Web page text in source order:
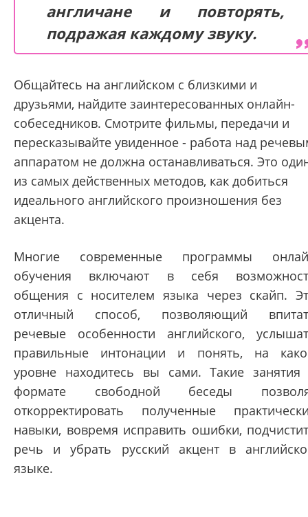
англичане и повторять,
подражая каждому звуку.
Общайтесь на английском с близкими и
друзьями, найдите заинтересованных онлайн-
собеседников. Смотрите фильмы, передачи и
пересказывайте увиденное - работа над
аппаратом не должна останавливаться. Это
из самых действенных методов, как добиться
идеального английского произношения без
акцента.
Многие современные программы
обучения включают в себя
общения с носителем языка через скайп.
отличный способ, позволяющий
речевые особенности английского,
правильные интонации и понять, на
уровне находитесь вы сами. Такие занятия
формате свободной беседы
откорректировать полученные
навыки, вовремя исправить ошибки,
речь и убрать русский акцент в
языке.